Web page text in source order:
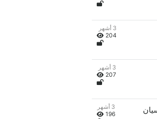
3 أشهر
204
3 أشهر
207
3 أشهر
196